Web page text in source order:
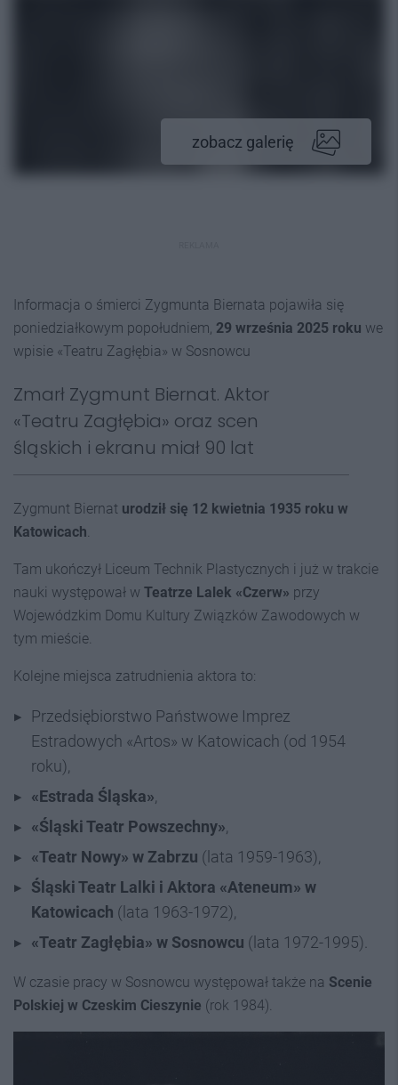
zobacz galerię
Informacja o śmierci Zygmunta Biernata pojawiła się
poniedziałkowym popołudniem, 29 września 2025 roku we
wpisie «Teatru Zagłębia» w Sosnowcu
Zmarł Zygmunt Biernat. Aktor
«Teatru Zagłębia» oraz scen
śląskich i ekranu miał 90 lat
Zygmunt Biernat urodził się 12 kwietnia 1935 roku w
Katowicach.
Tam ukończył Liceum Technik Plastycznych i już w trakcie
nauki występował w Teatrze Lalek «Czerw» przy
Wojewódzkim Domu Kultury Związków Zawodowych w
tym mieście.
Kolejne miejsca zatrudnienia aktora to:
Przedsiębiorstwo Państwowe Imprez
Estradowych «Artos» w Katowicach (od 1954
roku),
«Estrada Śląska»
«Śląski Teatr Powszechny»
«Teatr Nowy» w Zabrzu (lata 1959-1963),
Śląski Teatr Lalki i Aktora «Ateneum» w
Katowicach (lata 1963-1972),
«Teatr Zagłębia» w Sosnowcu (lata 1972-1995).
W czasie pracy w Sosnowcu występował także na Scenie
Polskiej w Czeskim Cieszynie (rok 1984).